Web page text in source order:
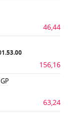
46,44
156,16
63,24